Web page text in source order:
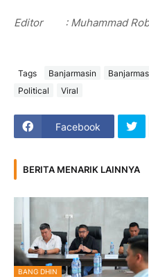
Editor : Muhammad
Tags Banjarmasin
Political
Viral
Facebook
BERITA MENARIK LAINNYA
BANG DHIN